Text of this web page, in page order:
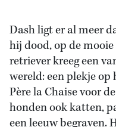
Dash ligt er al meer
hij dood, op de
retriever kreeg een
wereld: een plekje op
Père la Chaise voor
honden ook katten,
een leeuw begraven.